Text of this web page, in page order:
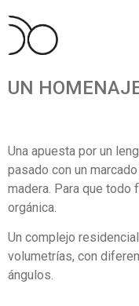
UN
Una apuesta por un
pasado con un
madera. Para que todo
orgánica.
Un complejo
volumetrías, con
ángulos.